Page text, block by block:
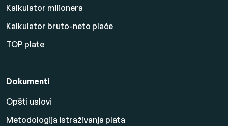
Kalkulator milionera
Kalkulator bruto-neto plaće
TOP plate
Dokumenti
Opšti uslovi
Metodologija istraživanja plata